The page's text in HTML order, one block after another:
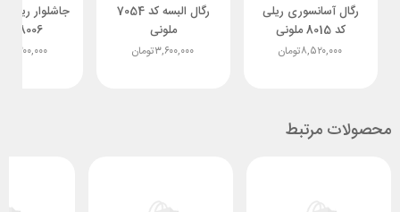
رگال آسانسوری ریلی
کد 8015 ملونی
۸,۵۲۰,۰۰۰تومان
رگال البسه کد 7054
ملونی
۳,۶۰۰,۰۰۰تومان
جاشلوار
8006 ملونی
۱۳,۲۰۰,۰۰۰
محصولات مرتبط